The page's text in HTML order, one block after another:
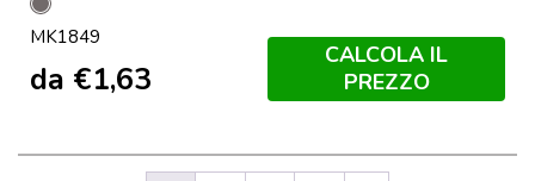
Grey
MK1849
da €1,63
CALCOLA IL
PREZZO